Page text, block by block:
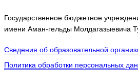
Государственное бюджетное
имени Аман-гельды Молдагазыевича
Сведения об образовательной
Политика обработки персональных